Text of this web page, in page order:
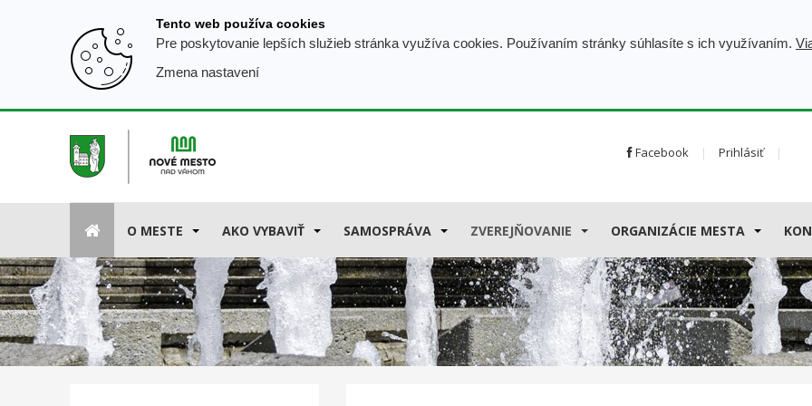
Tento web používa cookies
Pre poskytovanie lepších služieb stránka využíva cookies. Používaním stránky súhlasíte s ich využívaním.
Zmena nastavení
Facebook Prihlásiť
O MESTE AKO VYBAVIŤ SAMOSPRÁVA ZVEREJŇOVANIE ORGANIZÁCIE MESTA